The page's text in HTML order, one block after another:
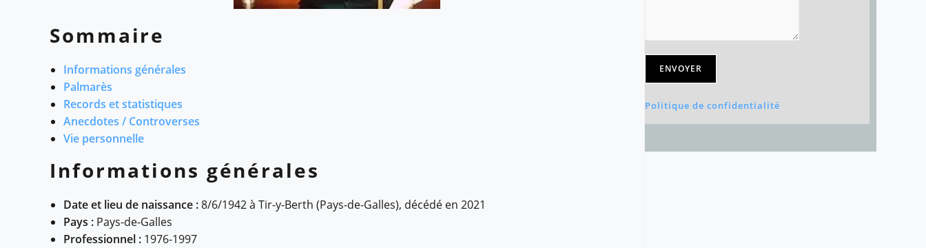
Sommaire
Informations générales
Palmarès
Records et statistiques
Anecdotes / Controverses
Vie personnelle
Informations générales
Date et lieu de naissance :8/6/1942 à Tir-y-Berth (Pays-de-Galles), décédé en 2021
Pays : Pays-de-Galles
Professionnel : 1976-1997
ENVOYER
Politique de confidentialité